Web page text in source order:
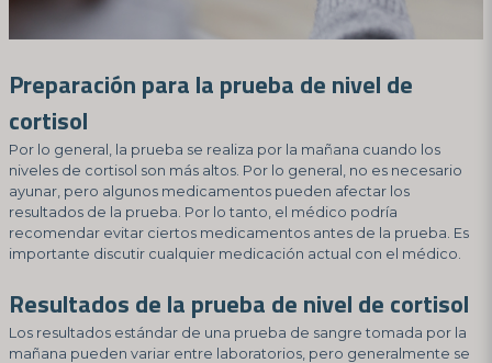
Preparación para la prueba de nivel de
cortisol
Por lo general, la prueba se realiza por la mañana cuando los
niveles de cortisol son más altos. Por lo general, no es necesario
ayunar, pero algunos medicamentos pueden afectar los
resultados de la prueba. Por lo tanto, el médico podría
recomendar evitar ciertos medicamentos antes de la prueba. Es
importante discutir cualquier medicación actual con el médico.
Resultados de la prueba de nivel de cortisol
Los resultados estándar de una prueba de sangre tomada por la
mañana pueden variar entre laboratorios, pero generalmente se